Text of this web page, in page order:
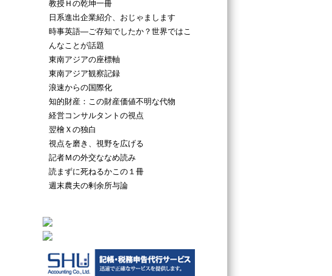
教授Ｈの乾坤一冊
日系進出企業紹介、おじゃまします
時事英語―ご存知でしたか？世界ではこ
んなことが話題
東南アジアの座標軸
東南アジア観察記録
浪速からの国際化
知的財産：この財産価値不明な代物
経営コンサルタントの視点
翌檜Ｘの独白
視点を磨き、視野を広げる
記者Ｍの外交ななめ読み
読まずに死ねるかこの１冊
週末農夫の剰余所与論